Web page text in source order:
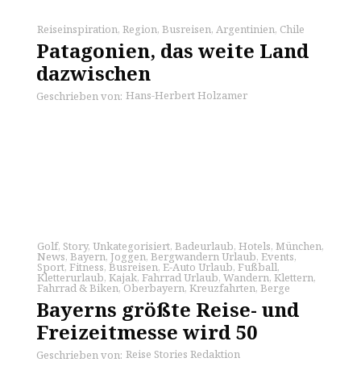
Reiseinspiration, Region, Busreisen, Argentinien, Chile
Patagonien, das weite Land
dazwischen
Geschrieben von: Hans-Herbert Holzamer
Golf, Story, Unkategorisiert, Badeurlaub, Hotels, München,
News, Bayern, Joggen, Bergwandern Urlaub, Events,
Sport, Fitness, Busreisen, E-Auto Urlaub, Fußball,
Kletterurlaub, Kajak, Fahrrad Urlaub, Wandern, Klettern,
Fahrrad & Biken,Oberbayern, Kreuzfahrten, Berge
Bayerns größte Reise- und
Freizeitmesse wird 50
Geschrieben von: Reise Stories Redaktion